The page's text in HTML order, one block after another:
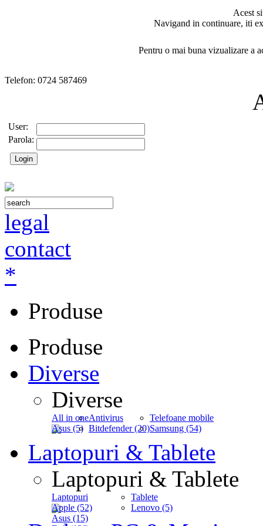
Acest
Navigand in continuare, iti
Pentru o mai buna vizualizare a
Telefon: 0724 587469
User:
Parola:
legal
contact
*
Produse
Produse
Diverse
Diverse
All in one
Asus (5)
Antivirus
Bitdefender (20)
Telefoane mobile
Samsung (54)
Laptopuri & Tablete
Laptopuri & Tablete
Laptopuri
Apple (52)
Asus (15)
Tablete
Lenovo (5)